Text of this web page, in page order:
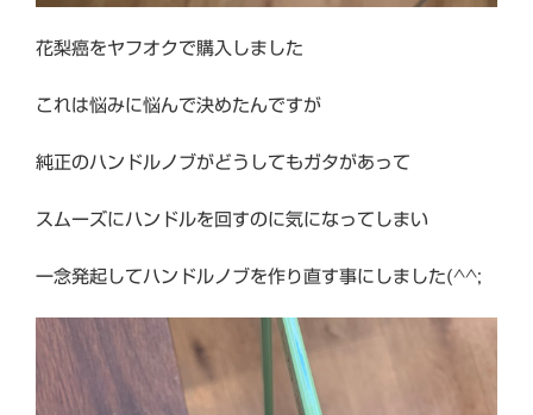
花梨癌をヤフオクで購入しました
これは悩みに悩んで決めたんですが
純正のハンドルノブがどうしてもガタがあって
スムーズにハンドルを回すのに気になってしまい
一念発起してハンドルノブを作り直す事にしました(^^;